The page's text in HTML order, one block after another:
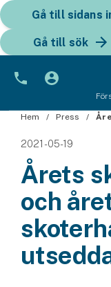
Gå till sidans
Gå till sök
Bil
Bilförsäkring
Bilförsäkring för
Fordon
Snöskoterförsäkring
Hem Press
2021-05-19
Årets
och